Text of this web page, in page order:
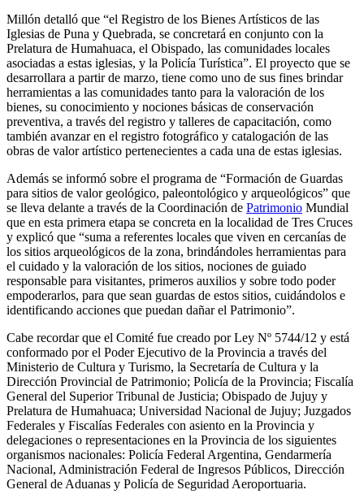
Millón detalló que “el Registro de los Bienes Artísticos de las
Iglesias de Puna y Quebrada, se concretará en conjunto con la
Prelatura de Humahuaca, el Obispado, las comunidades locales
asociadas a estas iglesias, y la Policía Turística”. El proyecto que se
desarrollara a partir de marzo, tiene como uno de sus fines brindar
herramientas a las comunidades tanto para la valoración de los
bienes, su conocimiento y nociones básicas de conservación
preventiva, a través del registro y talleres de capacitación, como
también avanzar en el registro fotográfico y catalogación de las
obras de valor artístico pertenecientes a cada una de estas iglesias.
Además se informó sobre el programa de “Formación de Guardas
para sitios de valor geológico, paleontológico y arqueológicos” que
se lleva delante a través de la Coordinación de Patrimonio Mundial
que en esta primera etapa se concreta en la localidad de Tres Cruces
y explicó que “suma a referentes locales que viven en cercanías de
los sitios arqueológicos de la zona, brindándoles herramientas para
el cuidado y la valoración de los sitios, nociones de guiado
responsable para visitantes, primeros auxilios y sobre todo poder
empoderarlos, para que sean guardas de estos sitios, cuidándolos e
identificando acciones que puedan dañar el Patrimonio”.
Cabe recordar que el Comité fue creado por Ley Nº 5744/12 y está
conformado por el Poder Ejecutivo de la Provincia a través del
Ministerio de Cultura y Turismo, la Secretaría de Cultura y la
Dirección Provincial de Patrimonio; Policía de la Provincia; Fiscalía
General del Superior Tribunal de Justicia; Obispado de Jujuy y
Prelatura de Humahuaca; Universidad Nacional de Jujuy; Juzgados
Federales y Fiscalías Federales con asiento en la Provincia y
delegaciones o representaciones en la Provincia de los siguientes
organismos nacionales: Policía Federal Argentina, Gendarmería
Nacional, Administración Federal de Ingresos Públicos, Dirección
General de Aduanas y Policía de Seguridad Aeroportuaria.